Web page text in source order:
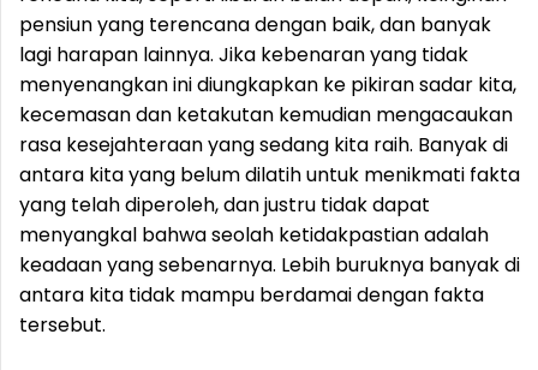
pensiun yang terencana dengan baik, dan banyak
lagi harapan lainnya. Jika kebenaran yang tidak
menyenangkan ini diungkapkan ke pikiran sadar kita,
kecemasan dan ketakutan kemudian mengacaukan
rasa kesejahteraan yang sedang kita raih. Banyak di
antara kita yang belum dilatih untuk menikmati fakta
yang telah diperoleh, dan justru tidak dapat
menyangkal bahwa seolah ketidakpastian adalah
keadaan yang sebenarnya. Lebih buruknya banyak di
antara kita tidak mampu berdamai dengan fakta
tersebut.